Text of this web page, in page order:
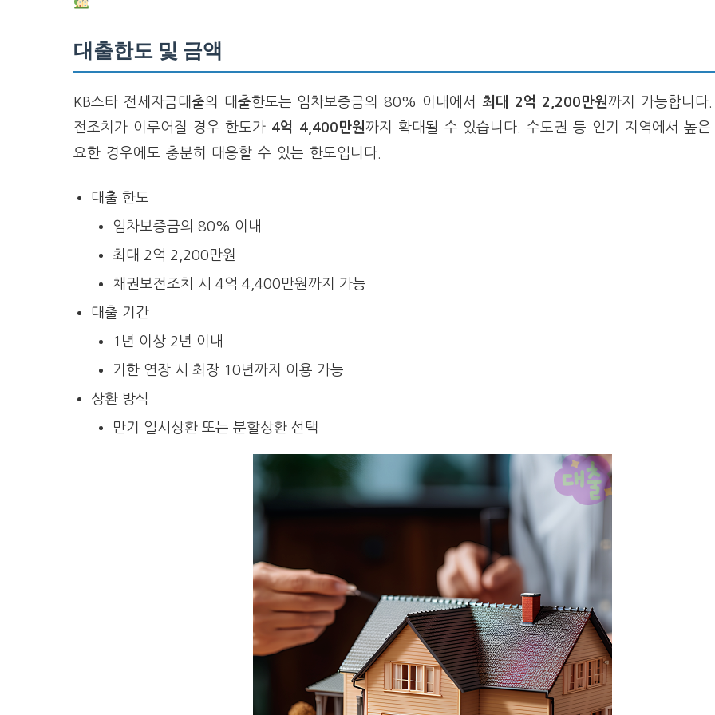
대출한도 및 금액
KB스타 전세자금대출의 대출한도는 임차보증금의 80% 이내에서 최대 2억 2,200만원까지 가능합니다
전조치가 이루어질 경우 한도가 4억 4,400만원까지 확대될 수 있습니다. 수도권 등 인기 지역에서 높은
요한 경우에도 충분히 대응할 수 있는 한도입니다.
대출 한도
임차보증금의 80% 이내
최대 2억 2,200만원
채권보전조치 시 4억 4,400만원까지 가능
대출 기간
1년 이상 2년 이내
기한 연장 시 최장 10년까지 이용 가능
상환 방식
만기 일시상환 또는 분할상환 선택